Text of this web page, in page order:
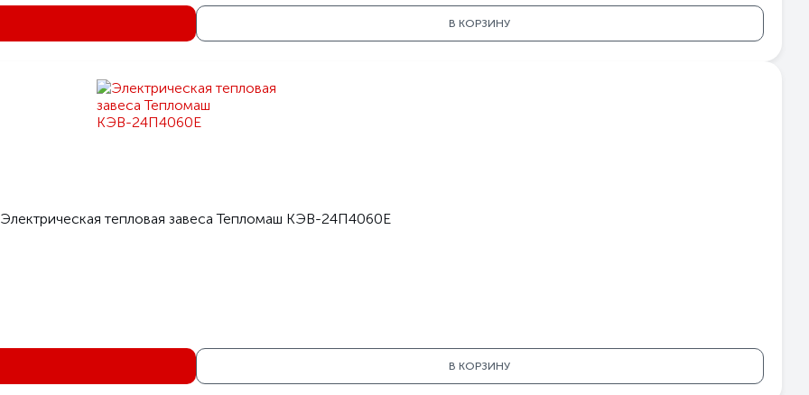
Электрическая тепловая завеса
Электрическая тепловая завеса Тепломаш КЭВ-36П5032Е
В КОРЗИНУ
Электрическая тепловая завеса Тепломаш КЭВ-24П4060Е
В КОРЗИНУ